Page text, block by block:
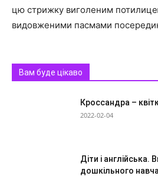
цю стрижку виголеним
видовженими пасмами
Вам буде цікаво
Кроссандра –
2022-02-04
Діти і
дошкільного